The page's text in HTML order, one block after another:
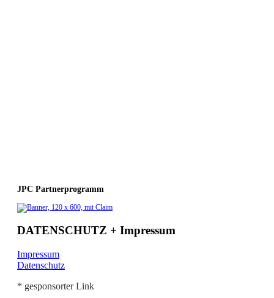
JPC Partnerprogramm
DATENSCHUTZ + Impressum
Impressum
Datenschutz
* gesponsorter Link